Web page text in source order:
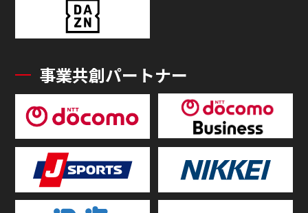
事業共創パートナー